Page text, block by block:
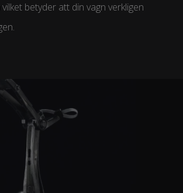
betyder att din vagn verkligen